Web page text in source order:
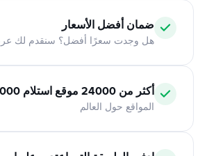
ضمان أفضل الأسعار
هل وجدت سعرًا أفضل؟ سنقدم لك
أكثر من 24000 موقع استلام 24000
المواقع حول العالم